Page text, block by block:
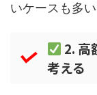
いケースも多い
2. 高
考える